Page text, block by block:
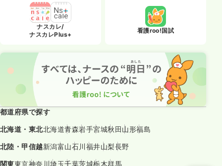
ナスカレ/
ナスカレPlus+
看護roo!国試
都道府県で探す
北海道・東北北海道青森岩手宮城秋田山形福島
北陸・甲信越新潟富山石川福井山梨長野
関東東京神奈川埼玉千葉茨城栃木群馬